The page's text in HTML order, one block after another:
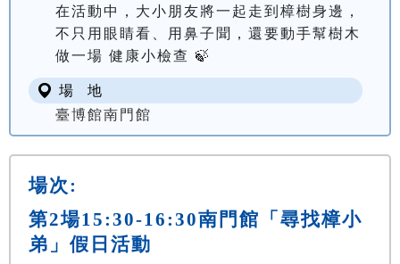
在活動中，大小朋友將一起走到樟樹身邊，
不只用眼睛看、用鼻子聞，還要動手幫樹木
做一場 健康小檢查 🍃
場 地
臺博館南門館
場次:
第2場15:30-16:30南門館「尋找樟小
弟」假日活動